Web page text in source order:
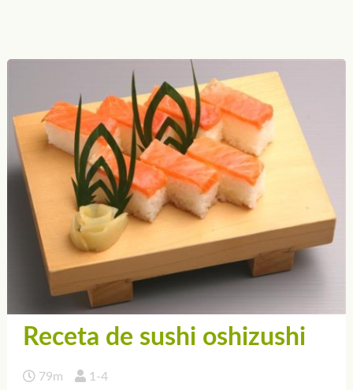
Receta de sushi oshizushi
79m 1-4